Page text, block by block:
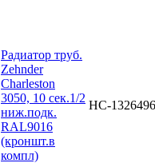
Радиатор труб.
Zehnder
Charleston
3050, 10 сек.1/2
ниж.подк.
RAL9016
(кроншт.в
компл)
НС-1326496